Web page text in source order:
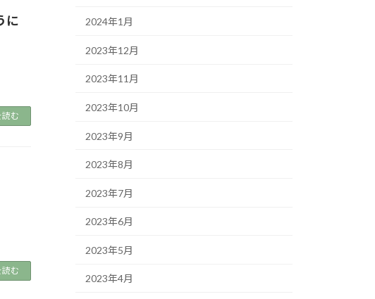
に
む
む
2024年1月
2023年12月
2023年11月
2023年10月
2023年9月
2023年8月
2023年7月
2023年6月
2023年5月
2023年4月